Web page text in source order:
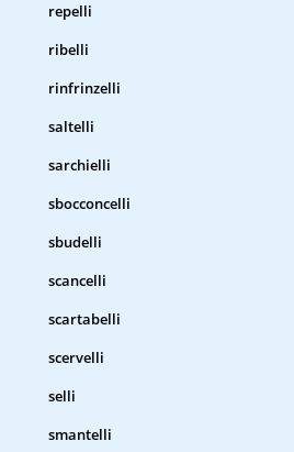
repelli
ribelli
rinfrinzelli
saltelli
sarchielli
sbocconcelli
sbudelli
scancelli
scartabelli
scervelli
selli
smantelli